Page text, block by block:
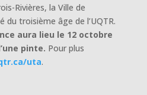
Rivières, la Ville de
du troisième âge de l’UQTR.
aura lieu le 12 octobre
pinte. Pour plus
uta.